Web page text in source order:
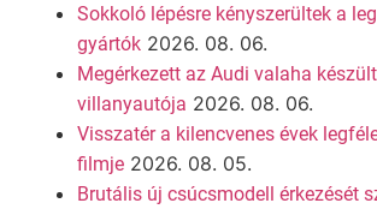
Sokkoló lépésre kényszerültek a
gyártók 2026. 08. 06.
Megérkezett az Audi valaha
villanyautója 2026. 08. 06.
Visszatér a kilencvenes évek
filmje 2026. 08. 05.
Brutális új csúcsmodell érkezését